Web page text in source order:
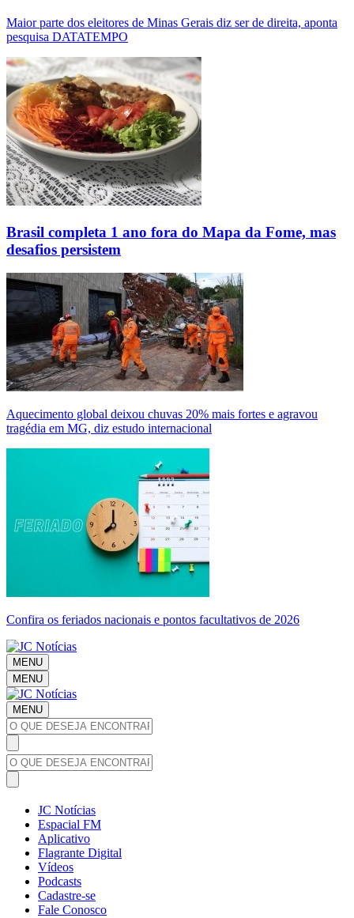
Maior parte dos eleitores de Minas Gerais diz ser de direita, aponta
pesquisa DATATEMPO
Brasil completa 1 ano fora do Mapa da Fome, mas
desafios persistem
Aquecimento global deixou chuvas 20% mais fortes e agravou
tragédia em MG, diz estudo internacional
Confira os feriados nacionais e pontos facultativos de 2026
MENU
MENU
MENU
JC Notícias
Espacial FM
Aplicativo
Flagrante Digital
Vídeos
Podcasts
Cadastre-se
Fale Conosco